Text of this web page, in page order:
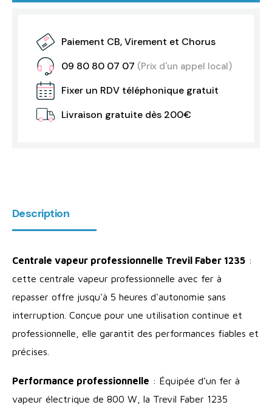
Paiement CB, Virement et Chorus
09 80 80 07 07 (Prix d'un appel local)
Fixer un RDV téléphonique gratuit
Livraison gratuite dès 200€
Description
Centrale vapeur professionnelle Trevil Faber 1235:
cette centrale vapeur professionnelle avec fer à
repasser offre jusqu'à 5 heures d'autonomie sans
interruption. Conçue pour une utilisation continue et
professionnelle, elle garantit des performances fiables et
précises.
Performance professionnelle : Équipée d’un fer à
vapeur électrique de 800 W, la Trevil Faber 1235